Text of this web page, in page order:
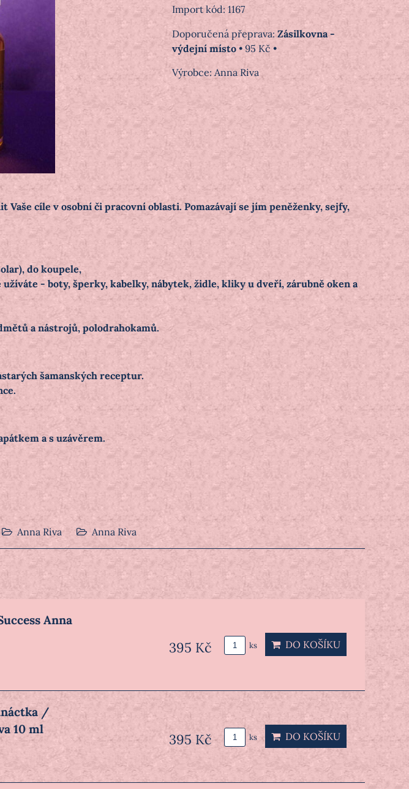
Import kód: 1167
Zásilkovna -
výdejní místo • 95 Kč •
Výrobce: Anna Riva
Vaše cíle v osobní či pracovní oblasti. Pomazávají se jím peněženky, sejfy,
do koupele,
- boty, šperky, kabelky, nábytek, židle, kliky u dveří, zárubně oken a
a nástrojů, polodrahokamů.
šamanských receptur.
a s uzávěrem.
Anna Riva Anna Riva
Anna
395 Kč ks DO KOŠÍKU
/
10 ml
395 Kč ks DO KOŠÍKU